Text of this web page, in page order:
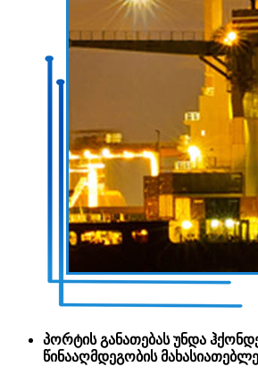
პორტის განათებას უნდა
წინააღმდეგობის